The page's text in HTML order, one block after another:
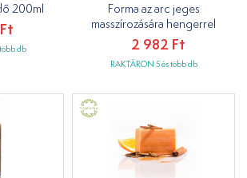
200ml
db
Forma az arc jeges
masszírozására hengerrel
2 982 Ft
RAKTÁRON 5 és több db